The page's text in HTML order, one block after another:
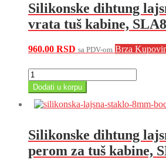
tuš
paravana/SSB-
100
Silikonske dihtung
vrata tuš kabine,
960.00 RSD sa PDV-om Brza
Silikonske
dihtung
lajsne
za
vrata
tuš
kabine,
Dodati u korpu
Silikonske dihtung
perom za tuš kabine,